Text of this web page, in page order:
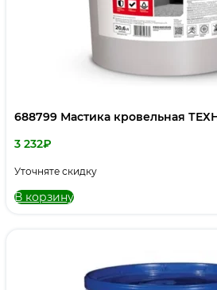
688799 Мастика кровельная
3 232₽
Уточняте скидку
В корзину